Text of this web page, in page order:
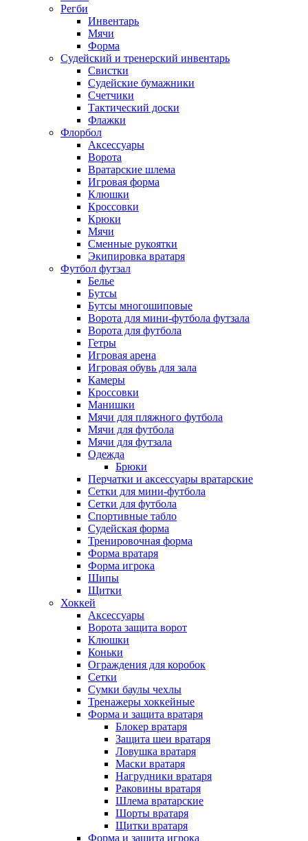
Регби
Инвентарь
Мячи
Форма
Судейский и тренерский инвентарь
Свистки
Судейские бумажники
Счетчики
Тактический доски
Флажки
Флорбол
Аксессуары
Ворота
Вратарские шлема
Игровая форма
Клюшки
Кроссовки
Крюки
Мячи
Сменные рукоятки
Экипировка вратаря
Футбол футзал
Белье
Бутсы
Бутсы многошиповые
Ворота для мини-футбола футзала
Ворота для футбола
Гетры
Игровая арена
Игровая обувь для зала
Камеры
Кроссовки
Манишки
Мячи для пляжного футбола
Мячи для футбола
Мячи для футзала
Одежда
Брюки
Перчатки и аксессуары вратарские
Сетки для мини-футбола
Сетки для футбола
Спортивные табло
Судейская форма
Тренировочная форма
Форма вратаря
Форма игрока
Шипы
Щитки
Хоккей
Аксессуары
Ворота защита ворот
Клюшки
Коньки
Ограждения для коробок
Сетки
Сумки баулы чехлы
Тренажеры хоккейные
Форма и защита вратаря
Блокер вратаря
Защита шеи вратаря
Ловушка вратаря
Маски вратаря
Нагрудники вратаря
Раковины вратаря
Шлема вратарские
Шорты вратаря
Щитки вратаря
Форма и защита игрока